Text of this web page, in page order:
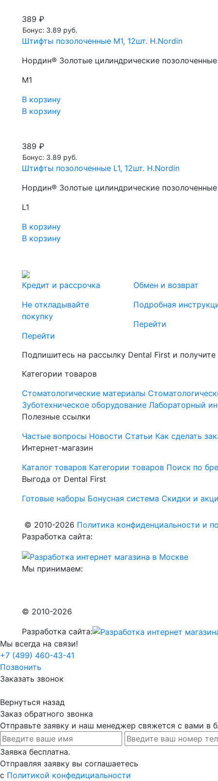
389 ₽
Бонус: 3.89 руб.
Штифты позолоченные М1, 12шт. H.Nordin
Нордин® Золотые цилиндрические
М1
В корзину
В корзину
389 ₽
Бонус: 3.89 руб.
Штифты позолоченные L1, 12шт. H.Nordin
Нордин® Золотые цилиндрические
L1
В корзину
В корзину
Кредит и рассрочка
Не откладывайте
покупку
Перейти
Обмен и возврат
Подробная
Перейти
Подпишитесь на рассылку Dental First и
Категории товаров
Стоматологические материалы
Зуботехническое оборудование Лабораторный
Полезные ссылки
Частые вопросы Новости Статьи Как сделать
Интернет-магазин
Каталог товаров Категории товаров Поиск по
Выгода от Dental First
Готовые наборы Бонусная система Скидки и
© 2010-2026 Политика конфиденциальности и
Разработка сайта:
Мы принимаем:
© 2010-2026
Разработка сайта:
Мы всегда на связи!
+7 (499) 460-43-41
Позвонить
Заказать звонок
Вернуться назад
Заказ обратного звонка
Отправьте заявку и наш менеджер свяжется с вами в
Заявка бесплатна.
Отправляя заявку вы соглашаетесь
с Политикой конфедициальности